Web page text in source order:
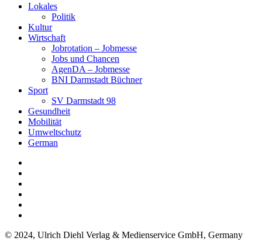
Lokales
Politik
Kultur
Wirtschaft
Jobrotation – Jobmesse
Jobs und Chancen
AgenDA – Jobmesse
BNI Darmstadt Büchner
Sport
SV Darmstadt 98
Gesundheit
Mobilität
Umweltschutz
German
© 2024, Ulrich Diehl Verlag & Medienservice GmbH, Germany